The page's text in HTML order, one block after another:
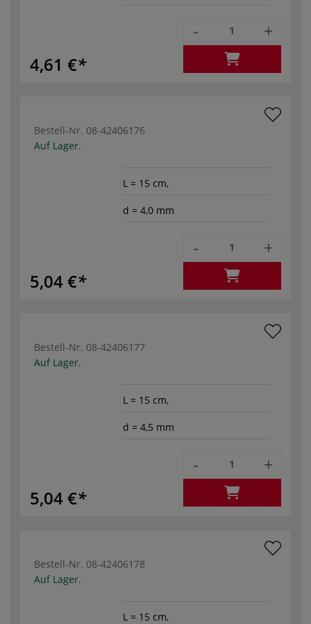
4,61 €
- +
Bestell-Nr. 08-42406176
Auf Lager.
L = 15 cm,
d = 4,0 mm
5,04 €
- +
Bestell-Nr. 08-42406177
Auf Lager.
L = 15 cm,
d = 4,5 mm
5,04 €
- +
Bestell-Nr. 08-42406178
Auf Lager.
L = 15 cm,